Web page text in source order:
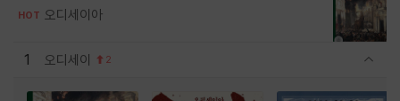
HOT 오디세이아
1 오디세이 2